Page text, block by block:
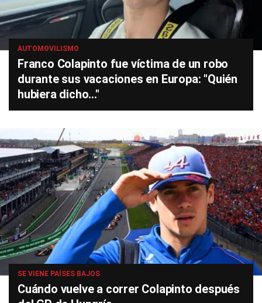
AUTOMOVILISMO
Franco Colapinto fue víctima de un robo
durante sus vacaciones en Europa: "Quién
hubiera dicho..."
SE VIENE PAÍSES BAJOS
Cuándo vuelve a correr Colapinto después